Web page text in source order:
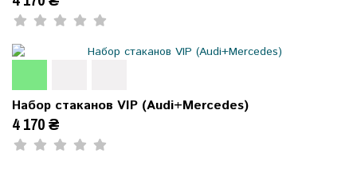
Набор стаканов VIP (Audi+Mercedes)
4 170 ₴